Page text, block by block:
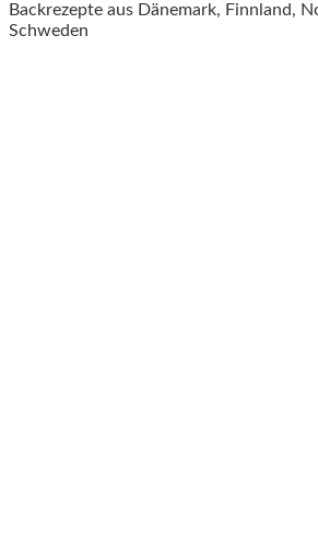
Backrezepte aus Dänemark, Finnland,
Schweden